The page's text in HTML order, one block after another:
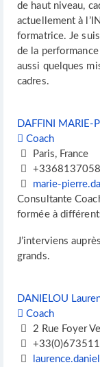
de haut niveau,
actuellement à
formatrice. Je
de la performance
aussi quelques
cadres.
DAFFINI MARIE-
Coach
Paris, France
marie-
Consultante
formée à
J’interviens
grands.
DANIELOU
Coach
2 Rue Foyer